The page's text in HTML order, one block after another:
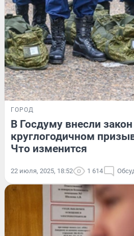
ГОРОД
В Госдуму внесли
круглогодичном
Что изменится
22 июля, 2025, 18:52 1 614